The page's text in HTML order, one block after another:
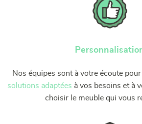
Nos équipes sont à votre écoute
solutions adaptées à vos besoins et à
choisir le meuble qui vous